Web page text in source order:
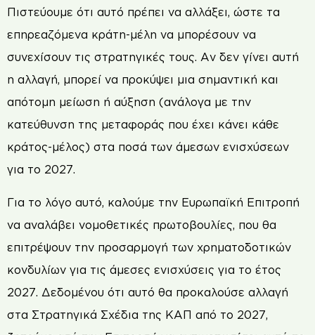
Πιστεύουμε ότι αυτό πρέπει να αλλάξει, ώστε τα
επηρεαζόμενα κράτη-μέλη να μπορέσουν να
συνεχίσουν τις στρατηγικές τους. Αν δεν γίνει αυτή
η αλλαγή, μπορεί να προκύψει μια σημαντική και
απότομη μείωση ή αύξηση (ανάλογα με την
κατεύθυνση της μεταφοράς που έχει κάνει κάθε
κράτος-μέλος) στα ποσά των άμεσων ενισχύσεων
για το 2027.
Για το λόγο αυτό, καλούμε την Ευρωπαϊκή Επιτροπή
να αναλάβει νομοθετικές πρωτοβουλίες, που θα
επιτρέψουν την προσαρμογή των χρηματοδοτικών
κονδυλίων για τις άμεσες ενισχύσεις για το έτος
2027. Δεδομένου ότι αυτό θα προκαλούσε αλλαγή
στα Στρατηγικά Σχέδια της ΚΑΠ από το 2027,